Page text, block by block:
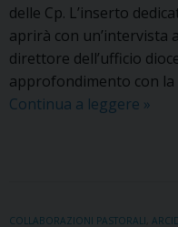
delle Cp. L’inserto
aprirà con un’intervista
direttore dell’ufficio
approfondimento con
Continua a leggere La
»
COLLABORAZIONI PASTORALI